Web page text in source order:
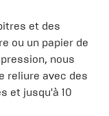
et des
ou un papier de
nous
reliure avec des
et jusqu'à 10